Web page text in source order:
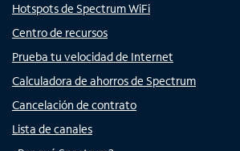
Hotspots de Spectrum WiFi
Centro de recursos
Prueba tu velocidad de Internet
Calculadora de ahorros de Spectrum
Cancelación de contrato
Lista de canales